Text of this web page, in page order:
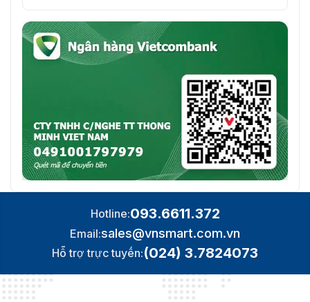
Hotline:093.6611.372
Email:sales@vnsmart.com.vn
Hỗ trợ trực tuyến:(024) 3.7824073